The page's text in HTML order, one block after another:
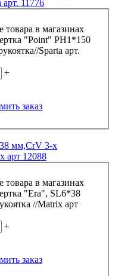
арт. 11776
товара в магазинах
"Point" PH1*150
Sparta арт.
+
заказ
мм,CrV 3-х
арт 12088
товара в магазинах
"Era", SL6*38
//Matrix арт
+
заказ